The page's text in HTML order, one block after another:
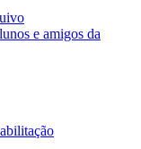
e amigos da